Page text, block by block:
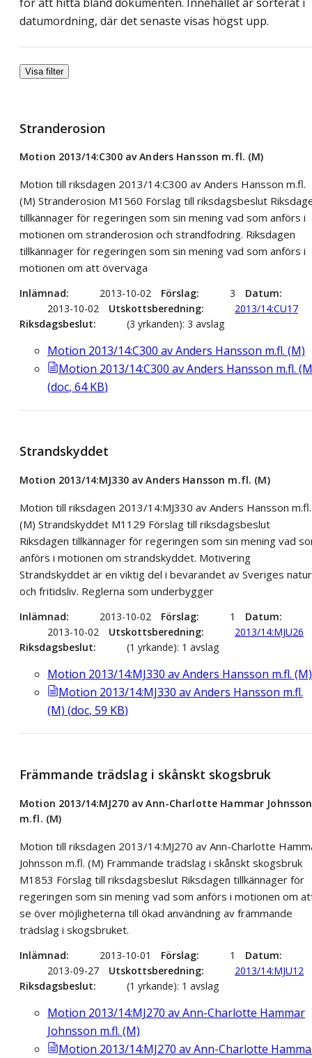
datumordning, där det senaste visas högst upp.
Visa filter
Stranderosion
Motion 2013/14:C300 av Anders Hansson m.fl. (M)
Motion till riksdagen 2013/14:C300 av Anders Hansson m.fl.
(M) Stranderosion M1560 Förslag till riksdagsbeslut
tillkännager för regeringen som sin mening vad som anförs i
motionen om stranderosion och strandfodring. Riksdagen
tillkännager för regeringen som sin mening vad som anförs i
motionen om att överväga
Inlämnad 2013-10-02 Förslag 3
Datum
2013-10-02
Utskottsberedning
2013/14:CU17
Riksdagsbeslut
(3 yrkanden): 3 avslag
Motion 2013/14:C300 av Anders Hansson m.fl. (M)
Motion 2013/14:C300 av Anders Hansson m.fl.
(doc, 64 KB)
Strandskyddet
Motion 2013/14:MJ330 av Anders Hansson m.fl. (M)
Motion till riksdagen 2013/14:MJ330 av Anders Hansson m.fl.
(M) Strandskyddet M1129 Förslag till riksdagsbeslut
Riksdagen tillkännager för regeringen som sin mening vad
anförs i motionen om strandskyddet. Motivering
Strandskyddet är en viktig del i bevarandet av Sveriges natur
och fritidsliv. Reglerna som underbygger
Inlämnad 2013-10-02 Förslag 1
Datum
2013-10-02
Utskottsberedning
2013/14:MJU26
Riksdagsbeslut
(1 yrkande): 1 avslag
Motion 2013/14:MJ330 av Anders Hansson m.fl. (M)
Motion 2013/14:MJ330 av Anders Hansson m.fl.
(M) (doc, 59 KB)
Främmande trädslag i skånskt skogsbruk
Motion 2013/14:MJ270 av Ann-Charlotte Hammar Johnsson
m.fl. (M)
Motion till riksdagen 2013/14:MJ270 av Ann-Charlotte
Johnsson m.fl. (M) Främmande trädslag i skånskt skogsbruk
M1853 Förslag till riksdagsbeslut Riksdagen tillkännager för
regeringen som sin mening vad som anförs i motionen om
se över möjligheterna till ökad användning av främmande
trädslag i skogsbruket.
Inlämnad 2013-10-01 Förslag 1
Datum
2013-09-27
Utskottsberedning
2013/14:MJU12
Riksdagsbeslut
(1 yrkande): 1 avslag
Motion 2013/14:MJ270 av Ann-Charlotte Hammar
Johnsson m.fl. (M)
Motion 2013/14:MJ270 av Ann-Charlotte